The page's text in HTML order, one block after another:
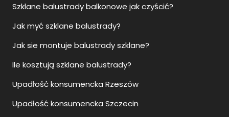
Szklane balustrady balkonowe jak czyścić?
Jak myć szklane balustrady?
Jak sie montuje balustrady szklane?
Ile kosztują szklane balustrady?
Upadłość konsumencka Rzeszów
Upadłość konsumencka Szczecin